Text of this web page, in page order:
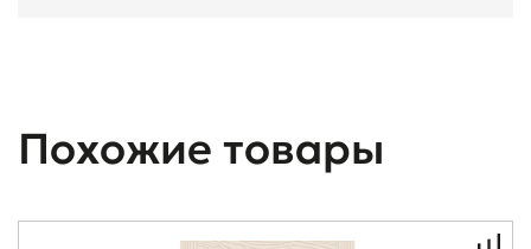
Похожие товары